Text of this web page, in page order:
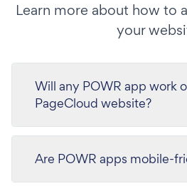
Learn more about how to
your
Will any POWR app work
PageCloud website?
Are POWR apps mobile-